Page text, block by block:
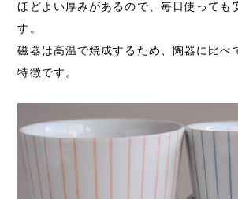
ほどよい厚みがあるので、毎日使っても
す。
磁器は高温で焼成するため、陶器に比べ
特徴です。